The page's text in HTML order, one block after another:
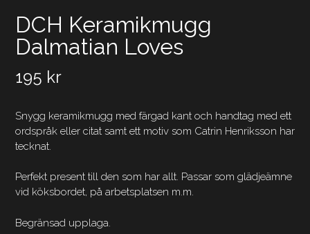
DCH Keramikmugg
Dalmatian Loves
195 kr
Snygg keramikmugg med färgad kant och handtag med ett
ordspråk eller citat samt ett motiv som Catrin Henriksson har
tecknat.
Perfekt present till den som har allt. Passar som glädjeämne
vid köksbordet, på arbetsplatsen m.m.
Begränsad upplaga.